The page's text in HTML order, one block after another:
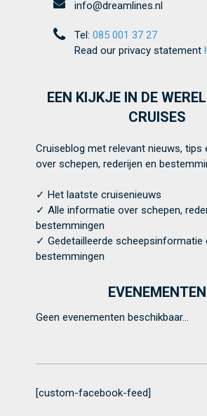
info@dreamlines.nl
Tel:085 001 37 27
Read our privacy statement
EEN KIJKJE IN DE
CRUISES
Cruiseblog met relevant nieuws, tips
over schepen, rederijen en
✓ Het laatste cruisenieuws
✓ Alle informatie over schepen,
bestemmingen
✓ Gedetailleerde scheepsinformatie
bestemmingen
EVENEMENTEN
Geen evenementen beschikbaar...
[custom-facebook-feed]